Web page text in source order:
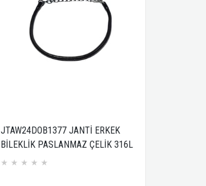
JTAW24DOB1377 JANTİ ERKEK
BİLEKLİK PASLANMAZ ÇELİK 316L
SİYAH YILAN DESEN TASARIM
★ ★ ★ ★ ★